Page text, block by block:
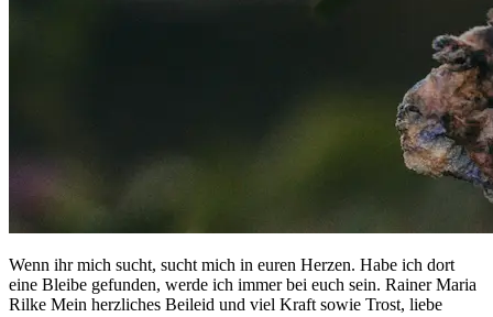
Wenn ihr mich sucht, sucht mich in euren Herzen. Habe ich dort
eine Bleibe gefunden, werde ich immer bei euch sein. Rainer Maria
Rilke Mein herzliches Beileid und viel Kraft sowie Trost, liebe